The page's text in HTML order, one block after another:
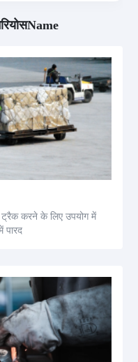
ट्रैक करने के लिए उपयोग में
पारद